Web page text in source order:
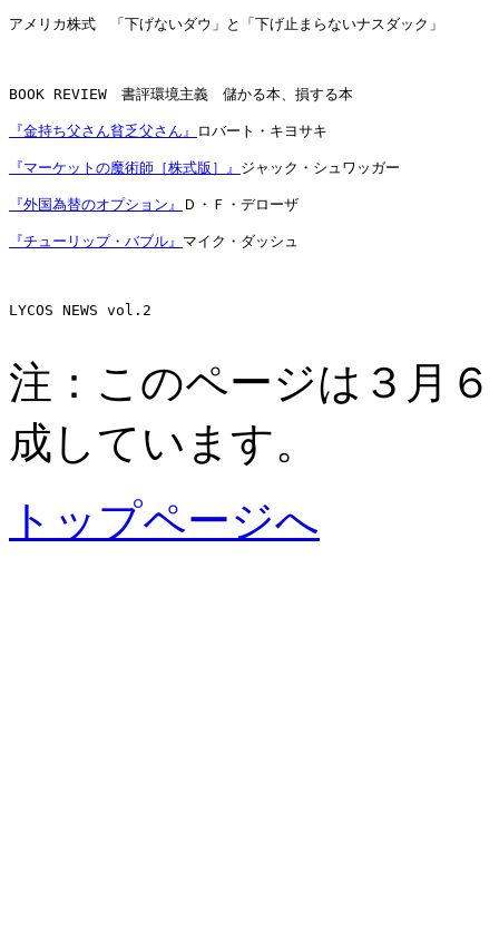
アメリカ株式　「下げないダウ」と「下げ止まらないナスダック」
BOOK REVIEW　書評環境主義　儲かる本、損する本
『金持ち父さん貧乏父さん』 ロバート・キヨサキ
『マーケットの魔術師［株式版］』 ジャック・シュワッガー
『外国為替のオプション』 Ｄ・Ｆ・デローザ
『チューリップ・バブル』 マイク・ダッシュ
LYCOS NEWS vol.2
注：このページは３月
成しています。
トップページへ